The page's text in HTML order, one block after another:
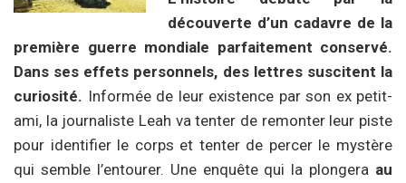
découverte d’un cadavre de la
première guerre mondiale parfaitement conservé.
Dans ses effets personnels, des lettres suscitent la
curiosité. Informée de leur existence par son ex petit-
ami, la journaliste Leah va tenter de remonter leur piste
pour identifier le corps et tenter de percer le mystère
qui semble l’entourer. Une enquête qui la plongera au